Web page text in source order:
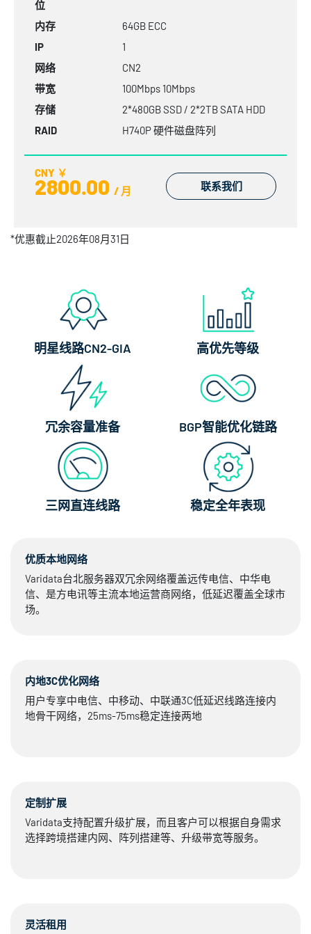
位
内存
64GB ECC
IP
1
网络
CN2
带宽
100Mbps 10Mbps
存储
2*480GB SSD / 2*2TB SATA HDD
RAID
H740P 硬件磁盘阵列
CNY ￥
2800.00 / 月 联系我们
*优惠截止2026年08月31日
明星线路CN2-GIA 高优先等级
冗余容量准备 BGP智能优化链路
三网直连线路 稳定全年表现
优质本地网络
Varidata台北服务器双冗余网络覆盖远传电信、中华电
信、是方电讯等主流本地运营商网络，低延迟覆盖全球市
场。
内地3C优化网络
用户专享中电信、中移动、中联通3C低延迟线路连接内
地骨干网络，25ms-75ms稳定连接两地
定制扩展
Varidata支持配置升级扩展，而且客户可以根据自身需求
选择跨境搭建内网、阵列搭建等、升级带宽等服务。
灵活租用